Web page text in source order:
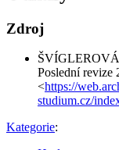
Zdroj
Poslední revize
<https://
studium.cz/
Kategorie: